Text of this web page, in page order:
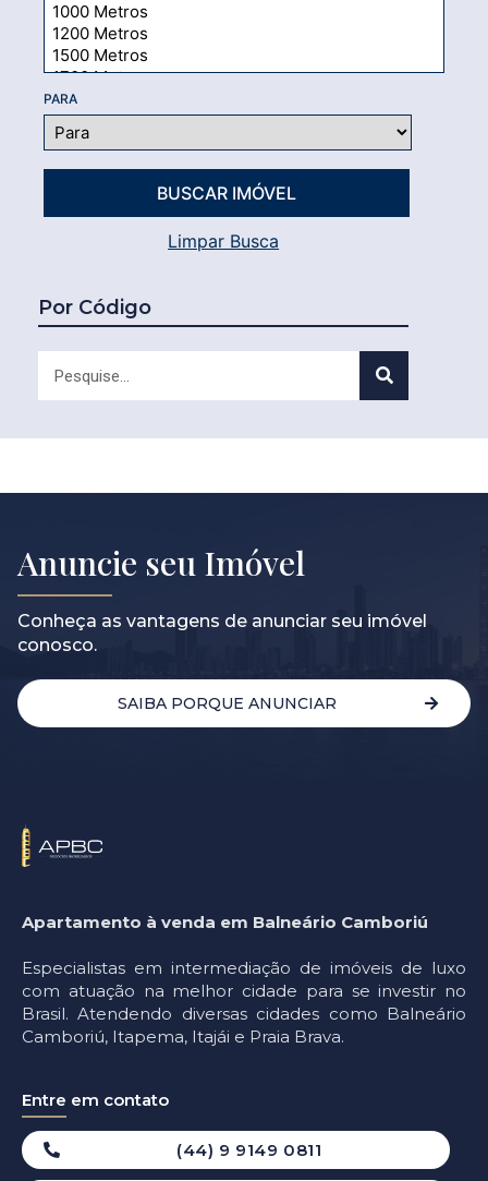
PARA
Limpar Busca
Por Código
Anuncie seu Imóvel
Conheça as vantagens de anunciar seu imóvel
conosco.
SAIBA PORQUE ANUNCIAR
Apartamento à venda em Balneário Camboriú
Especialistas em intermediação de imóveis de luxo
com atuação na melhor cidade para se investir no
Brasil. Atendendo diversas cidades como Balneário
Camboriú, Itapema, Itajái e Praia Brava.
Entre em contato
(44) 9 9149 0811